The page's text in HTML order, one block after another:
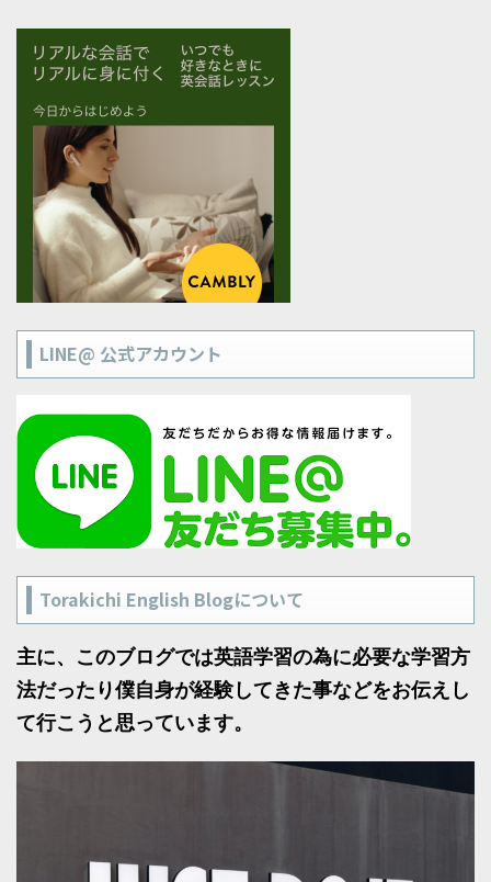
LINE@ 公式アカウント
Torakichi English Blogについて
主に、このブログでは英語学習の為に必要な学習方
法だったり僕自身が経験してきた事などをお伝えし
て行こうと思っています。